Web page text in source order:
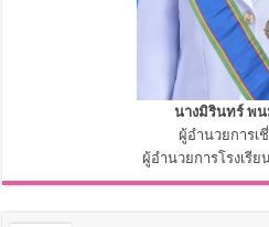
นางมิรินทร์ พ
ผู้อำนวยการเ
ผู้อำนวยการโรงเรี